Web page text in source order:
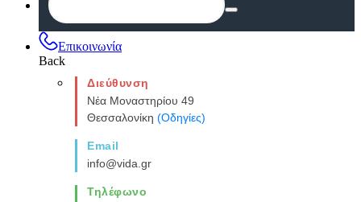
Επικοινωνία
Back
Διεύθυνση
Νέα Μοναστηρίου 49
Θεσσαλονίκη (Οδηγίες)
Email
info@vida.gr
Τηλέφωνο